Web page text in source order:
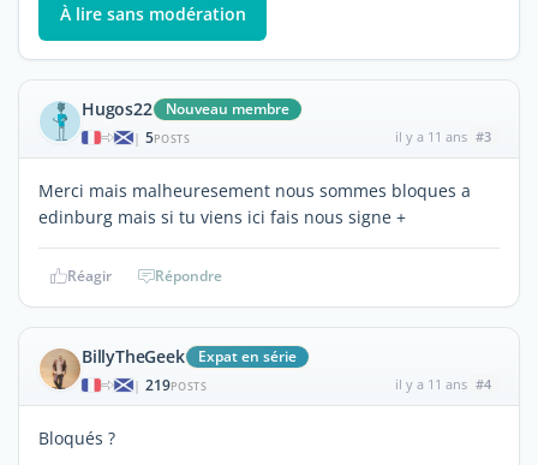
À lire sans modération
Hugos22 Nouveau membre
| 5POSTS il y a 11 ans #3
Merci mais malheuresement nous sommes bloques a
edinburg mais si tu viens ici fais nous signe +
Réagir Répondre
BillyTheGeek Expat en série
| 219POSTS il y a 11 ans #4
Bloqués ?